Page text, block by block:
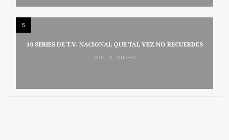
5
10 SERIES DE T.V. NACIONAL QUE TAL VEZ NO RECUERDES
TOP 14, VIDEO